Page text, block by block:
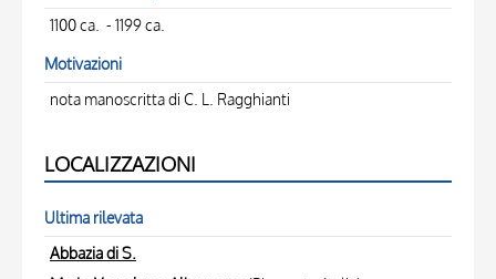
1100 ca. - 1199 ca.
Motivazioni
nota manoscritta di C. L. Ragghianti
LOCALIZZAZIONI
Ultima rilevata
Abbazia di S.